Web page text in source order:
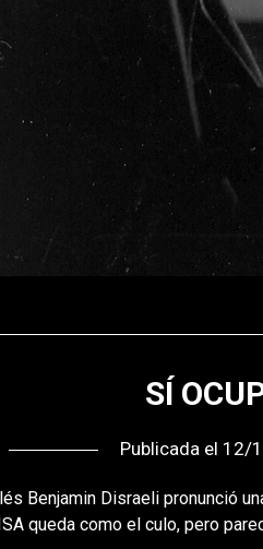
SÍ
Publicada el 12/
Benjamin Disraeli pronunció
queda como el culo, pero